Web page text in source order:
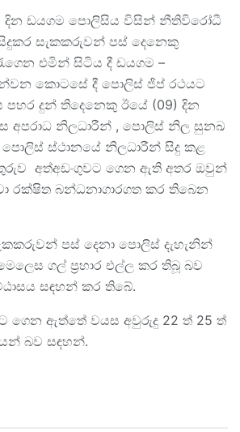
දින ඩයගම පොලිසිය විසින් නීතිවිරෝධී
සැකකරුවන් පස් දෙනෙකු
එමින් සිටිය දී ඩයගම –
කොටසේ දී පොලිස් ජිප් රථයට
පහර දුන් තිදෙනෙකු ඊයේ (09) දින
අපරාධ නිලධාරීන් , පොලිස් නිල සුනඛ
ස්ථානයේ නිලධාරීන් සිදු කළ
අත්අඩංගුවට ගෙන ඇති අතර ඔවුන්
රක්ෂිත බන්ධනාගාරගත කර තිබෙන
පස් දෙනා පොලිස් දැහැනින්
ගල් ප්‍රහාර එල්ල කර තිබූ බව
සඳහන් කර තිබේ.
ගෙන ඇත්තේ වයස අවුරුදු 22 ත් 25 ත්
බව සඳහන්.